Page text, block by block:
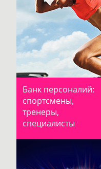
Банк персоналий:
спортсмены,
тренеры,
специалисты